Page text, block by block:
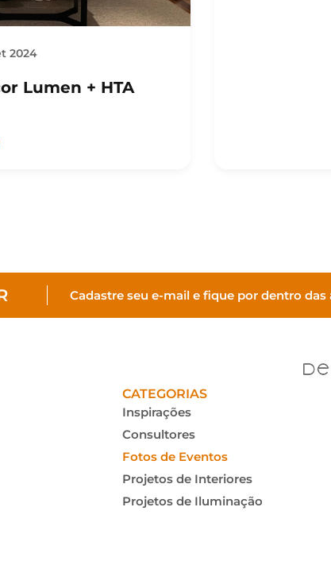
2024
Lumen + HTA
Cadastre seu e-mail e fique por dentro
CATEGORIAS
Inspirações
Consultores
Fotos de Eventos
Projetos de Interiores
Projetos de Iluminação